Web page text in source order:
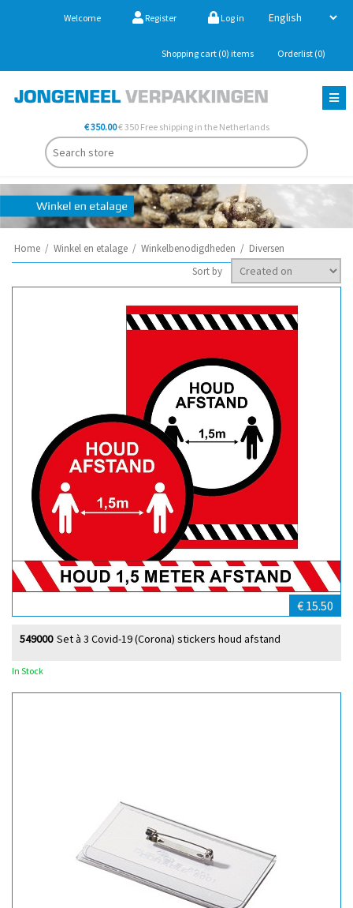
Welcome Register Log in
Shopping cart (0) items Orderlist (0)
€ 350.00€ 350 Free shipping in the Netherlands
Home / Winkel en etalage / Winkelbenodigdheden / Diversen
Sort by
€ 15.50
Set à 3 Covid-19 (Corona) stickers houd afstand
549000
In Stock